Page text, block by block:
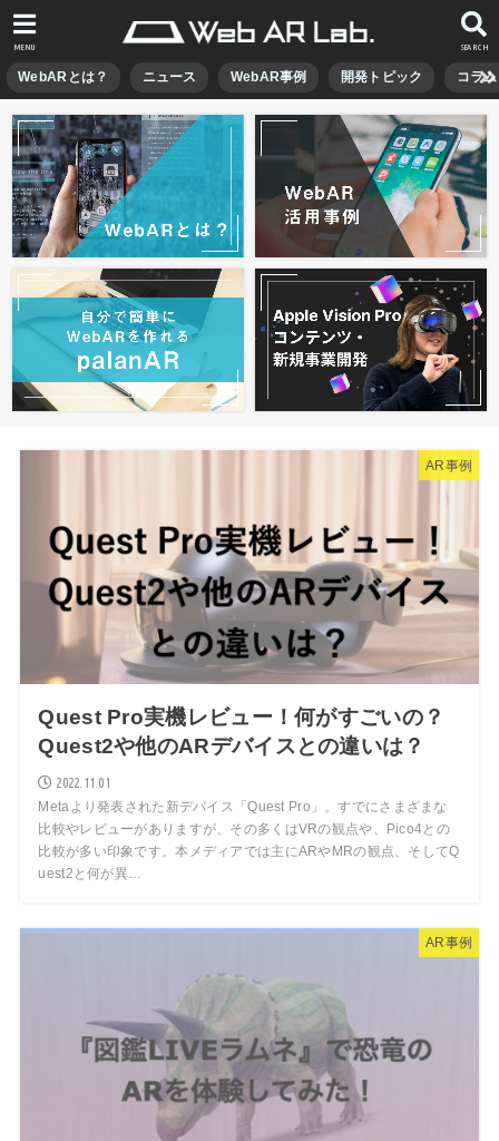
WebARとは？ ニュース WebAR事例 開発トピック コラム
SEARCH
MENU
AR事例
Quest Pro実機レビュー！何がすごいの？
Quest2や他のARデバイスとの違いは？
2022.11.01
Metaより発表された新デバイス「Quest Pro」。すでにさまざまな
比較やレビューがありますが、その多くはVRの観点や、Pico4との
比較が多い印象です。本メディアでは主にARやMRの観点、そしてQ
uest2と何が異…
AR事例